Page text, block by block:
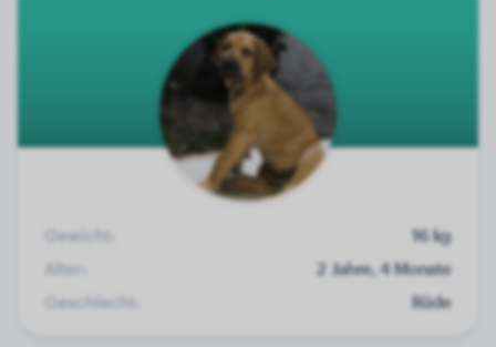
Gewicht:
16 kg
Alter:
2 Jahre, 4 Monate
Geschlecht:
Rüde